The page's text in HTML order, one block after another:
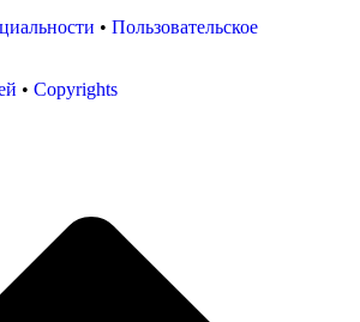
• Пользовательское
• Copyrights